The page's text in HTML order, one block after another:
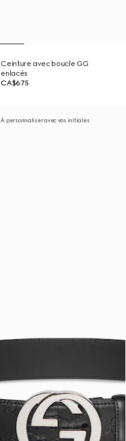
Ceinture avec boucle GG
enlacés
CA$675
À personnaliser avec vos initiales